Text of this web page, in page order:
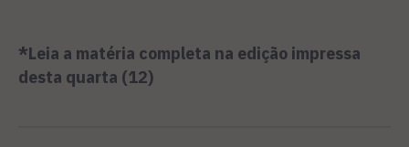
*Leia a matéria completa na edição impressa
desta quarta (12)